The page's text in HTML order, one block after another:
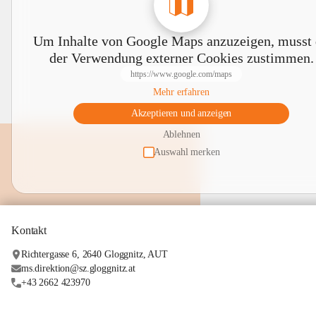
Um Inhalte von Google Maps anzuzeigen, musst
der Verwendung externer Cookies zustimmen.
https://www.google.com/maps
Mehr erfahren
Akzeptieren und anzeigen
Ablehnen
Auswahl merken
Kontakt
Richtergasse 6, 2640 Gloggnitz, AUT
ms.direktion@sz.gloggnitz.at
+43 2662 423970